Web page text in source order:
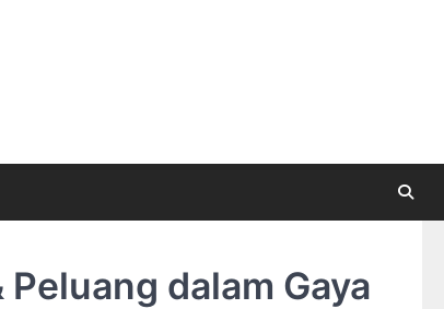
dalam Gaya